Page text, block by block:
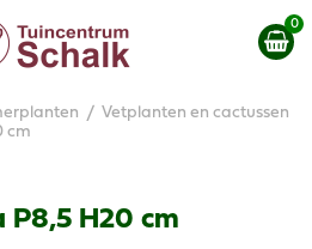
Vetplanten en cactussen
cm
H20 cm